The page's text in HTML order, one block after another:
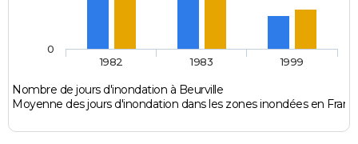
Nombre de jours d'inondation à Beurville
Moyenne des jours d'inondation dans les zones inondées en
1982 1983 1999
0